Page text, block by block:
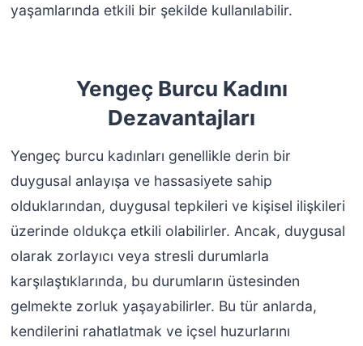
yaşamlarında etkili bir şekilde kullanılabilir.
Yengeç Burcu Kadını
Dezavantajları
Yengeç burcu kadınları genellikle derin bir
duygusal anlayışa ve hassasiyete sahip
olduklarından, duygusal tepkileri ve kişisel ilişkileri
üzerinde oldukça etkili olabilirler. Ancak, duygusal
olarak zorlayıcı veya stresli durumlarla
karşılaştıklarında, bu durumların üstesinden
gelmekte zorluk yaşayabilirler. Bu tür anlarda,
kendilerini rahatlatmak ve içsel huzurlarını